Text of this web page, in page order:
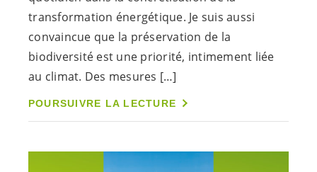
transformation énergétique. Je suis aussi
convaincue que la préservation de la
biodiversité est une priorité, intimement liée
au climat. Des mesures […]
POURSUIVRE LA LECTURE